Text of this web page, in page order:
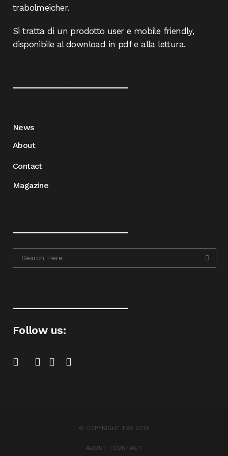
trabolmeicher.
Si tratta di un prodotto user e mobile friendly,
disponibile al download in pdf e alla lettura.
News
About
Contact
Magazine
Follow us:
© COPYRIGHT TBA 2019
ABOUT CONTACT